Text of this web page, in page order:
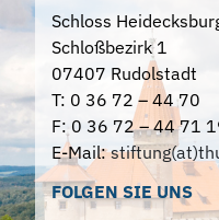
Schloss
Schloßbezirk 1
07407 Rudolstadt
T: 0 36 72 – 44 70
F: 0 36 72 – 44 71
E-Mail:
FOLGEN SIE UNS